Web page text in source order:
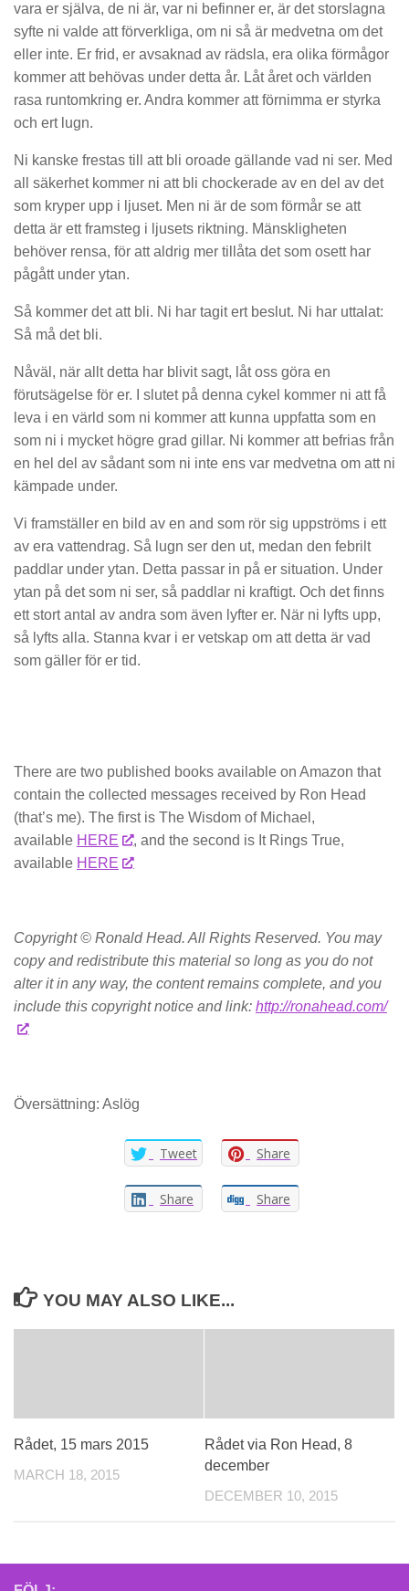
vara er själva, de ni är, var ni befinner er, är det storslagna
syfte ni valde att förverkliga, om ni så är medvetna om det
eller inte. Er frid, er avsaknad av rädsla, era olika förmågor
kommer att behövas under detta år. Låt året och världen
rasa runtomkring er. Andra kommer att förnimma er styrka
och ert lugn.
Ni kanske frestas till att bli oroade gällande vad ni ser. Med
all säkerhet kommer ni att bli chockerade av en del av det
som kryper upp i ljuset. Men ni är de som förmår se att
detta är ett framsteg i ljusets riktning. Mänskligheten
behöver rensa, för att aldrig mer tillåta det som osett har
pågått under ytan.
Så kommer det att bli. Ni har tagit ert beslut. Ni har uttalat:
Så må det bli.
Nåväl, när allt detta har blivit sagt, låt oss göra en
förutsägelse för er. I slutet på denna cykel kommer ni att få
leva i en värld som ni kommer att kunna uppfatta som en
som ni i mycket högre grad gillar. Ni kommer att befrias från
en hel del av sådant som ni inte ens var medvetna om att ni
kämpade under.
Vi framställer en bild av en and som rör sig uppströms i ett
av era vattendrag. Så lugn ser den ut, medan den febrilt
paddlar under ytan. Detta passar in på er situation. Under
ytan på det som ni ser, så paddlar ni kraftigt. Och det finns
ett stort antal av andra som även lyfter er. När ni lyfts upp,
så lyfts alla. Stanna kvar i er vetskap om att detta är vad
som gäller för er tid.
There are two published books available on Amazon that
contain the collected messages received by Ron Head
(that’s me). The first is The Wisdom of Michael,
available HERE
, and the second is It Rings True,
available HERE
Copyright © Ronald Head. All Rights Reserved. You may
copy and redistribute this material so long as you do not
alter it in any way, the content remains complete, and you
include this copyright notice and link: http://ronahead.com/
Översättning: Aslög
Tweet Share
Share Share
YOU MAY ALSO LIKE...
Rådet, 15 mars 2015
MARCH 18, 2015
Rådet via Ron Head, 8
december
DECEMBER 10, 2015